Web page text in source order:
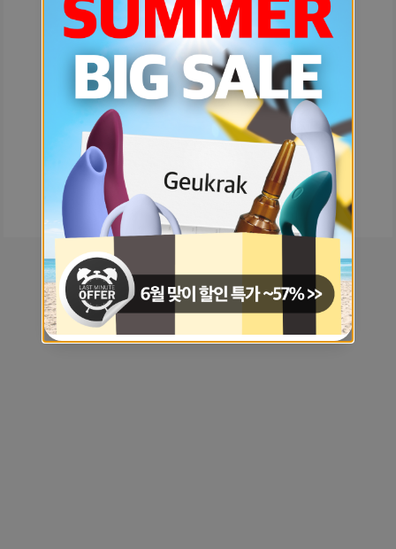
예상치 못한 에러입니다.